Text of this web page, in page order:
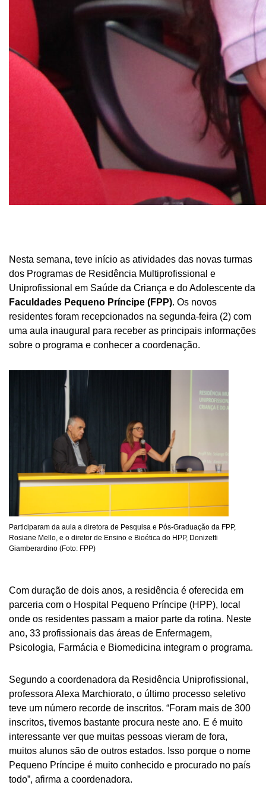
Nesta semana, teve início as atividades das novas turmas
dos Programas de Residência Multiprofissional e
Uniprofissional em Saúde da Criança e do Adolescente da
Faculdades Pequeno Príncipe (FPP). Os novos
residentes foram recepcionados na segunda-feira (2) com
uma aula inaugural para receber as principais informações
sobre o programa e conhecer a coordenação.
Participaram da aula a diretora de Pesquisa e Pós-Graduação da FPP,
Rosiane Mello, e o diretor de Ensino e Bioética do HPP, Donizetti
Giamberardino (Foto: FPP)
Com duração de dois anos, a residência é oferecida em
parceria com o Hospital Pequeno Príncipe (HPP), local
onde os residentes passam a maior parte da rotina. Neste
ano, 33 profissionais das áreas de Enfermagem,
Psicologia, Farmácia e Biomedicina integram o programa.
Segundo a coordenadora da Residência Uniprofissional,
professora Alexa Marchiorato, o último processo seletivo
teve um número recorde de inscritos. “Foram mais de 300
inscritos, tivemos bastante procura neste ano. E é muito
interessante ver que muitas pessoas vieram de fora,
muitos alunos são de outros estados. Isso porque o nome
Pequeno Príncipe é muito conhecido e procurado no país
todo”, afirma a coordenadora.